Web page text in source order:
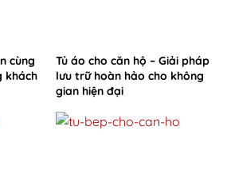
cùng
khách
Tủ áo cho căn hộ – Giải pháp
lưu trữ hoàn hảo cho không
gian hiện đại